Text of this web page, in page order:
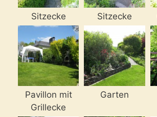
Sitzecke Sitzecke
Pavillon mit
Grillecke
Garten